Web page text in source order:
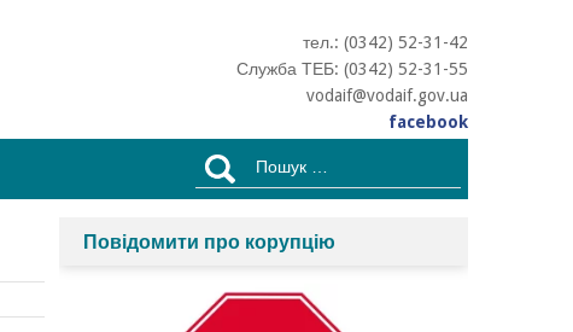
тел.: (0342) 52-31-42
Служба ТЕБ: (0342) 52-31-55
vodaif@vodaif.gov.ua
facebook
Пошук:
Повідомити про корупцію